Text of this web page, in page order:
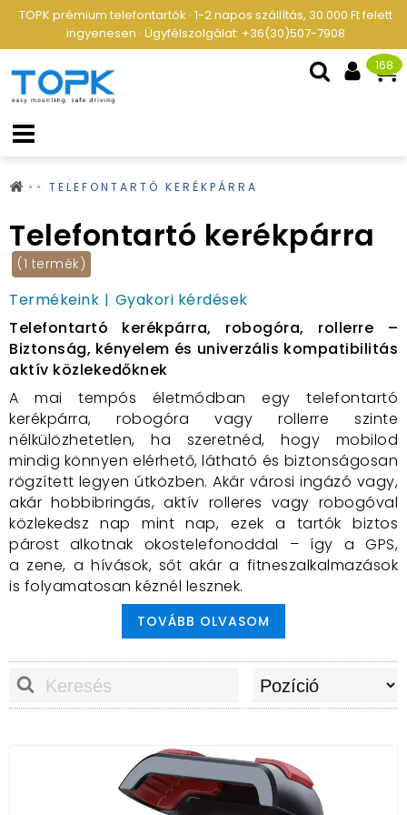
TOPK prémium telefontartók · 1-2 napos szállítás, 30.000 Ft felett
ingyenesen · Ügyfélszolgálat: +36(30)507-7908
168
TELEFONTARTÓ KERÉKPÁRRA
Telefontartó kerékpárra
(1 termék)
Termékeink
Gyakori kérdések
Telefontartó kerékpárra, robogóra, rollerre –
Biztonság, kényelem és univerzális kompatibilitás
aktív közlekedőknek
A mai
tempós életmódban egy
telefontartó
kerékpárra, robogóra vagy rollerre szinte
nélkülözhetetlen, ha
szeretnéd, hogy
mobilod
mindig könnyen elérhető, látható és biztonságosan
rögzített legyen útközben. Akár városi ingázó vagy,
akár hobbibringás, aktív rolleres vagy robogóval
közlekedsz nap mint nap, ezek a tartók biztos
párost alkotnak okostelefonoddal – így a GPS,
a zene, a hívások, sőt akár a fitneszalkalmazások
is folyamatosan kéznél lesznek.
Miért érdemes telefontartót használni
a kerékpárra, robogóra vagy rollerre?
Stabil és biztonságos rögzítés: Modern
gumis megoldással vagy masszív
fém/alumínium vázzal rendelkezik. Ez
garantálja, hogy még rázós, egyenetlen úton
sem mozdul el vagy esik le a telefon.
TOVÁBB OLVASOM